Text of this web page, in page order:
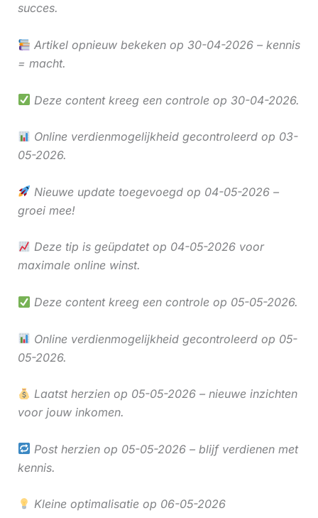
succes.
Artikel opnieuw bekeken op 30-04-2026 – kennis
= macht.
Deze content kreeg een controle op 30-04-2026.
Online verdienmogelijkheid gecontroleerd op 03-
05-2026.
Nieuwe update toegevoegd op 04-05-2026 –
groei mee!
Deze tip is geüpdatet op 04-05-2026 voor
maximale online winst.
Deze content kreeg een controle op 05-05-2026.
Online verdienmogelijkheid gecontroleerd op 05-
05-2026.
Laatst herzien op 05-05-2026 – nieuwe inzichten
voor jouw inkomen.
Post herzien op 05-05-2026 – blijf verdienen met
kennis.
Kleine optimalisatie op 06-05-2026